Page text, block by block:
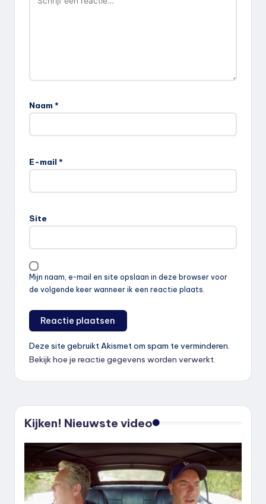
Naam *
E-mail *
Site
Mijn naam, e-mail en site opslaan in deze browser voor
de volgende keer wanneer ik een reactie plaats.
Deze site gebruikt Akismet om spam te verminderen.
Bekijk hoe je reactie gegevens worden verwerkt.
Kijken! Nieuwste video